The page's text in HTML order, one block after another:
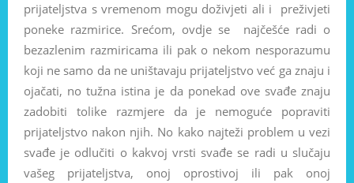
prijateljstva s vremenom mogu doživjeti ali i preživjeti
poneke razmirice. Srećom, ovdje se najčešće radi o
bezazlenim razmiricama ili pak o nekom nesporazumu
koji ne samo da ne uništavaju prijateljstvo već ga znaju i
ojačati, no tužna istina je da ponekad ove svađe znaju
zadobiti tolike razmjere da je nemoguće popraviti
prijateljstvo nakon njih. No kako najteži problem u vezi
svađe je odlučiti o kakvoj vrsti svađe se radi u slučaju
vašeg prijateljstva, onoj oprostivoj ili pak onoj